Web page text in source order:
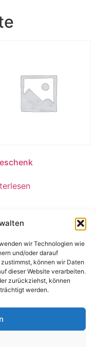
wir Technologien wie
und/oder darauf
können wir Daten
dieser Website verarbeiten.
zurückziehst, können
werden.
Noodles Maggi